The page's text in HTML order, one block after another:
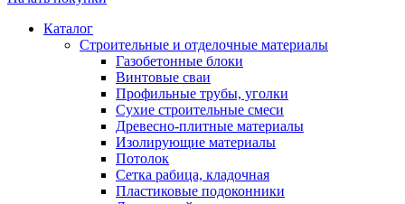
Каталог
Строительные и отделочные материалы
Газобетонные блоки
Винтовые сваи
Профильные трубы, уголки
Сухие строительные смеси
Древесно-плитные материалы
Изолирующие материалы
Потолок
Сетка рабица, кладочная
Пластиковые подоконники